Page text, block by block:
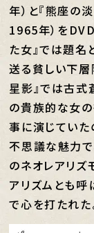
年）と『熊座の
1965年）を
た女』では題
送る貧しい下層
星影』では古
の貴族的な女の
事に演じてい
不思議な魅力で
のネオレアリズ
アリズムとも呼
で心を打たれた